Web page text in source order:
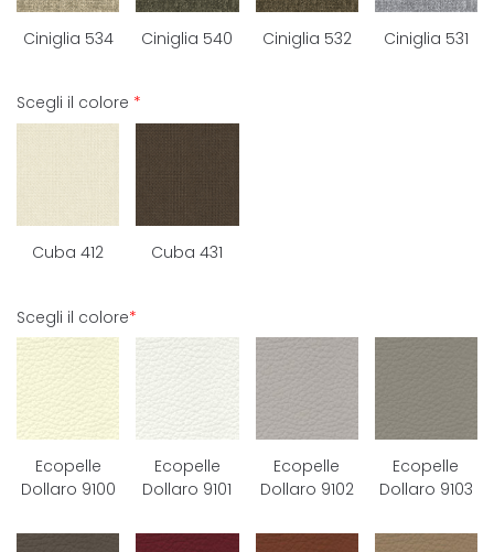
Ciniglia 534 Ciniglia 540 Ciniglia 532 Ciniglia 531
Scegli il colore *
Cuba 412 Cuba 431
Scegli il colore*
Ecopelle
Dollaro 9100
Ecopelle
Dollaro 9101
Ecopelle
Dollaro 9102
Ecopelle
Dollaro 9103